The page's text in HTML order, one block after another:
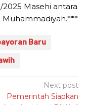
Masehi antara
Muhammadiyah.***
Baru
Next post
Pemerintah Siapkan